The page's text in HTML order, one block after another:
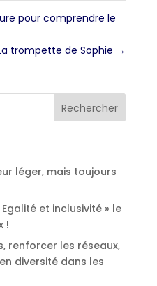
pour comprendre le
trompette de Sophie →
léger, mais toujours
et inclusivité » le
!
renforcer les réseaux,
diversité dans les